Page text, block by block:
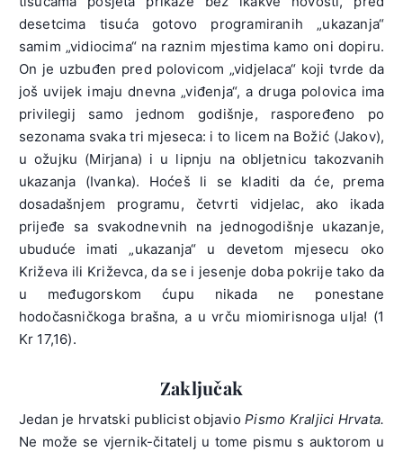
desetcima tisuća gotovo programiranih „ukazanja“
samim „vidiocima“ na raznim mjestima kamo oni dopiru.
On je uzbuđen pred polovicom „vidjelaca“ koji tvrde da
još uvijek imaju dnevna „viđenja“, a druga polovica ima
privilegij samo jednom godišnje, raspoređeno po
sezonama svaka tri mjeseca: i to licem na Božić (Jakov),
u ožujku (Mirjana) i u lipnju na obljetnicu takozvanih
ukazanja (Ivanka). Hoćeš li se kladiti da će, prema
dosadašnjem programu, četvrti vidjelac, ako ikada
prijeđe sa svakodnevnih na jednogodišnje ukazanje,
ubuduće imati „ukazanja“ u devetom mjesecu oko
Križeva ili Križevca, da se i jesenje doba pokrije tako da
u međugorskom ćupu nikada ne ponestane
hodočasničkoga brašna, a u vrču miomirisnoga ulja! (1
Kr 17,16).
Zaključak
Jedan je hrvatski publicist objavioPismo Kraljici Hrvata.
Ne može se vjernik-čitatelj u tome pismu s auktorom u